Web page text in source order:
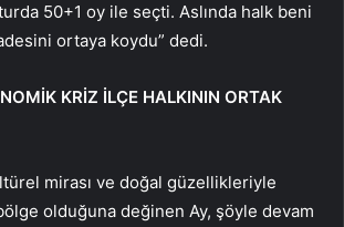
50+1 oy ile seçti. Aslında halk beni
ortaya koydu” dedi.
KRİZ İLÇE HALKININ ORTAK
mirası ve doğal güzellikleriyle
olduğuna değinen Ay, şöyle devam